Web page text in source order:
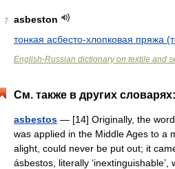
7
asbeston
тонкая асбесто-хлопковая пряжа
English-Russian dictionary on textile and
См. также в других словарях:
asbestos — [14] Originally, the
was applied in the Middle Ages to a
alight, could never be put out; it
ásbestos, literally